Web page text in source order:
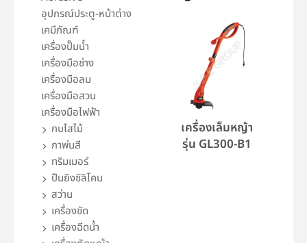
อุปกรณ์ประตู-หน้าต่าง
เคมีภัณฑ์
เครื่องปั๊มน้ำ
เครื่องมือช่าง
เครื่องมือลม
เครื่องมือสวน
เครื่องมือไฟฟ้า
กบไสไม้
กาพ่นสี
ทริมเมอร์
ปืนยิงซิลิโคน
สว่าน
เครื่องขัด
เครื่องฉีดน้ำ
เครื่องเล็มหญ้า
รุ่น GL300-B1